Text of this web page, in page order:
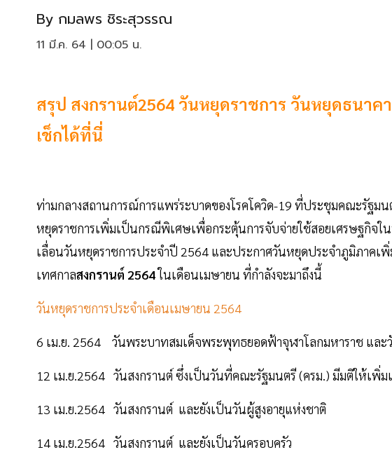
By กมลพร ชิระสุวรรณ
11 มี.ค. 64 | 00:05 น.
สรุป สงกรานต์2564 วันหยุดราชการ วันหยุดธนาค
เช็กได้ที่นี่
ท่ามกลางสถานการณ์การแพร่ระบาดของโรคโควิด-19 ที่ประชุมคณะรัฐม
หยุดราชการเพิ่มเป็นกรณีพิเศษเพื่อกระตุ้นการจับจ่ายใช้สอยเศรษฐกิจใ
เลื่อนวันหยุดราชการประจำปี 2564 และประกาศวันหยุดประจำภูมิภาคเพิ่
เทศกาลสงกรานต์ 2564ในเดือนเมษายน ที่กำลังจะมาถึงนี้
วันหยุดราชการประจำเดือนเมษายน 2564
6 เม.ย. 2564 วันพระบาทสมเด็จพระพุทธยอดฟ้าจุฬาโลกมหาราช และ
12 เม.ย.2564 วันสงกรานต์ ซึ่งเป็นวันที่คณะรัฐมนตรี (ครม.) มีมติให้เพิ่
13 เม.ย.2564 วันสงกรานต์ และยังเป็นวันผู้สูงอายุแห่งชาติ
14 เม.ย.2564 วันสงกรานต์ และยังเป็นวันครอบครัว